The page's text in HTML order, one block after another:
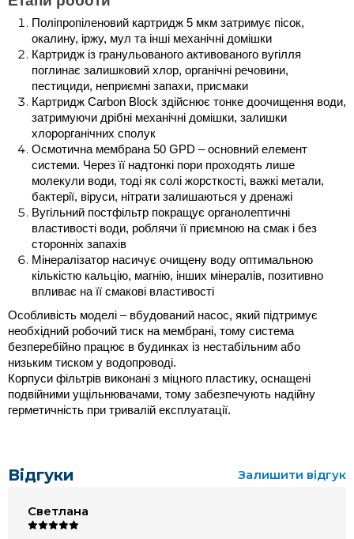
Поліпропіленовий картридж 5 мкм затримує пісок,
окалину, іржу, мул та інші механічні домішки
Картридж із гранульованого активованого вугілля
поглинає залишковий хлор, органічні речовини,
пестициди, неприємні запахи, присмаки
Картридж Carbon Block здійснює тонке доочищення води,
затримуючи дрібні механічні домішки, залишки
хлорорганічних сполук
Осмотична мембрана 50 GPD – основний елемент
системи. Через її надтонкі пори проходять лише
молекули води, тоді як солі жорсткості, важкі метали,
бактерії, віруси, нітрати залишаються у дренажі
Вугільний постфільтр покращує органолептичні
властивості води, роблячи її приємною на смак і без
сторонніх запахів
Мінералізатор насичує очищену воду оптимальною
кількістю кальцію, магнію, інших мінералів, позитивно
впливає на її смакові властивості
Особливість моделі – вбудований насос, який підтримує
необхідний робочий тиск на мембрані, тому система
безперебійно працює в будинках із нестабільним або
низьким тиском у водопроводі.
Корпуси фільтрів виконані з міцного пластику, оснащені
подвійними ущільнювачами, тому забезпечують надійну
герметичність при тривалій експлуатації.
Відгуки Залишити відгук
Светлана